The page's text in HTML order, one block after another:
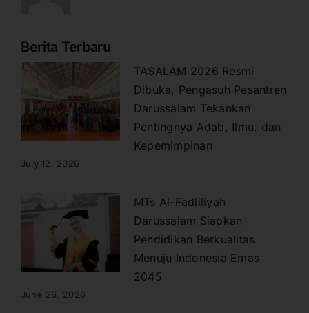
Berita Terbaru
TASALAM 2026 Resmi
Dibuka, Pengasuh Pesantren
Darussalam Tekankan
Pentingnya Adab, Ilmu, dan
Kepemimpinan
July 12, 2026
MTs Al-Fadliliyah
Darussalam Siapkan
Pendidikan Berkualitas
Menuju Indonesia Emas
2045
June 26, 2026